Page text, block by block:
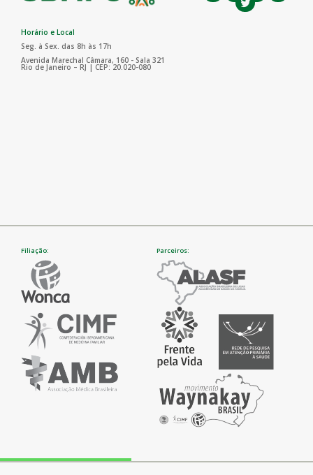
Horário e Local
Seg. à Sex. das 8h às 17h
Avenida Marechal Câmara, 160 - Sala 321
Rio de Janeiro – RJ | CEP: 20.020-080
Filiação: Parceiros: